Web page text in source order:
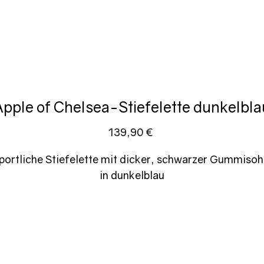
of Chelsea-Stiefelette
139,90 €Preis
Stiefelette mit dicker, schwarzer
in dunkelblau